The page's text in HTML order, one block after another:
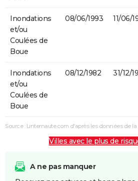
Inondations
et/ou
Coulées de
Boue
08/06/1993 11/06/
Inondations
et/ou
Coulées de
Boue
08/12/1982 31/12/
Source : Linternaute.com d'après les données de la
Villes avec le plus de
A ne pas manquer